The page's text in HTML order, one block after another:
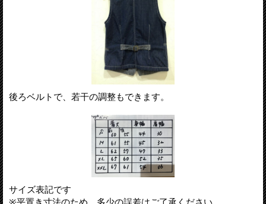
後ろベルトで、若干の調整もできます。
サイズ表記です
※平置き寸法のため、多少の誤差はご了承ください。